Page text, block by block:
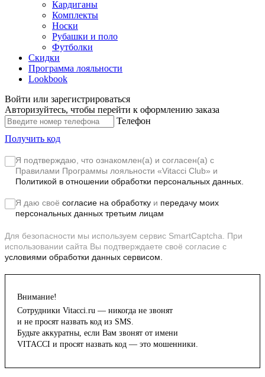
Кардиганы
Комплекты
Носки
Рубашки и поло
Футболки
Скидки
Программа лояльности
Lookbook
Войти или зарегистрироваться
Авторизуйтесь, чтобы перейти к оформлению заказа
Телефон
Получить код
Я подтверждаю, что ознакомлен(а) и согласен(а) с
Правилами Программы лояльности «Vitacci Club» и
Политикой в отношении обработки персональных данных.
Я даю своё согласие на обработку и передачу моих
персональных данных третьим лицам
Для безопасности мы используем сервис SmartCaptcha. При
использовании сайта Вы подтверждаете своё согласие с
условиями обработки данных сервисом.
Внимание!
Сотрудники Vitacci.ru — никогда не звонят
и не просят назвать код из SMS.
Будьте аккуратны, если Вам звонят от имени
VITACCI и просят назвать код — это мошенники.